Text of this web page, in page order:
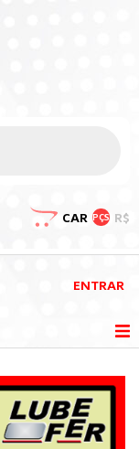
CAR PÇS R$
ENTRAR